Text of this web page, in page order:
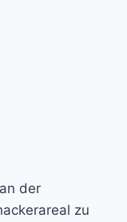
der
zu